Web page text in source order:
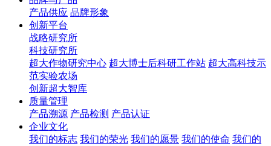
产品供应 品牌形象
创新平台
战略研究所
科技研究所
超大作物研究中心 超大博士后科研工作站 超大高科技示
范实验农场
创新超大智库
质量管理
产品溯源 产品检测 产品认证
企业文化
我们的标志 我们的荣光 我们的愿景 我们的使命 我们的